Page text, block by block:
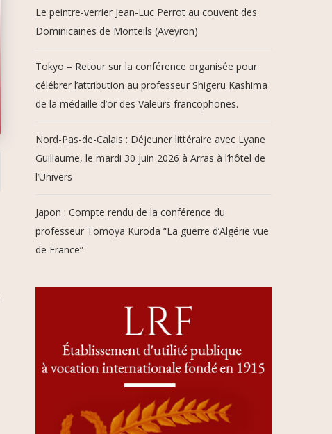
Le peintre-verrier Jean-Luc Perrot au couvent des
Dominicaines de Monteils (Aveyron)
Tokyo – Retour sur la conférence organisée pour
célébrer l’attribution au professeur Shigeru Kashima
de la médaille d’or des Valeurs francophones.
Nord-Pas-de-Calais : Déjeuner littéraire avec Lyane
Guillaume, le mardi 30 juin 2026 à Arras à l’hôtel de
l’Univers
Japon : Compte rendu de la conférence du
professeur Tomoya Kuroda “La guerre d’Algérie vue
de France”